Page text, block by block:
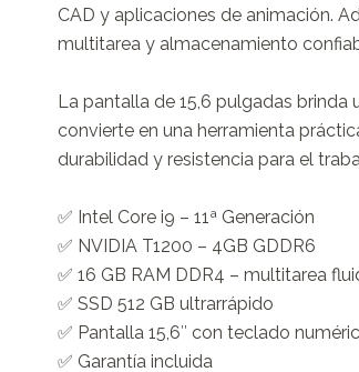
CAD y aplicaciones de animación.
multitarea y almacenamiento
La pantalla de 15,6 pulgadas
convierte en una herramienta
durabilidad y resistencia para el
✅ Intel Core i9 – 11ª Generación
✅ NVIDIA T1200 – 4GB GDDR6
✅ 16 GB RAM DDR4 – multitarea
✅ SSD 512 GB ultrarrápido
✅ Pantalla 15,6″ con teclado
✅ Garantía incluida